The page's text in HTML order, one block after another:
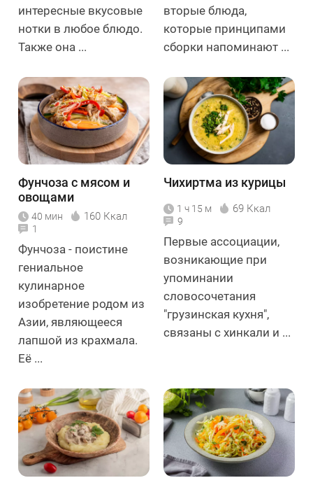
интересные вкусовые
нотки в любое блюдо.
Также она ...
вторые блюда,
которые принципами
сборки напоминают ...
Фунчоза с мясом и
овощами
40 мин 160 Ккал
1
Фунчоза - поистине
гениальное
кулинарное
изобретение родом из
Азии, являющееся
лапшой из крахмала.
Её ...
Чихиртма из курицы
1 ч 15 м 69 Ккал
9
Первые ассоциации,
возникающие при
упоминании
словосочетания
"грузинская кухня",
связаны с хинкали и ...